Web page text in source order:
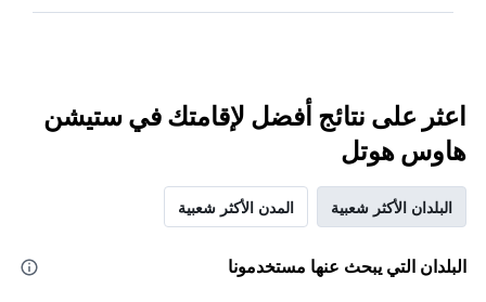
اعثر على نتائج أفضل لإقامتك في ستيشن
هاوس هوتل
البلدان الأكثر شعبية المدن الأكثر شعبية
البلدان التي يبحث عنها مستخدمونا